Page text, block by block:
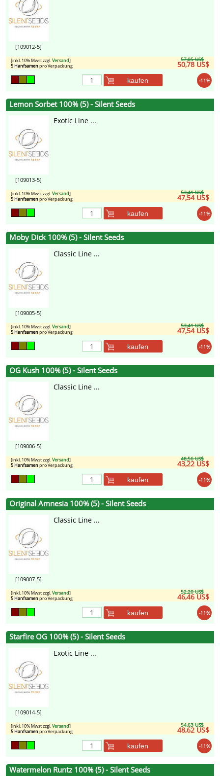
[109012-5]
57,05 US$
50,78 US$
[inkl. 10% Mwst zzgl.Versand]
5 Hanfsamenpro Verpackung
-11%
kaufen
Lemon Sorbet 100% (5) - Silent Seeds
[109013-5]
Exotic Line ...
53,41 US$
47,54 US$
[inkl. 10% Mwst zzgl.Versand]
5 Hanfsamenpro Verpackung
-11%
kaufen
Moby Dick 100% (5) - Silent Seeds
[109005-5]
Classic Line ...
53,41 US$
47,54 US$
[inkl. 10% Mwst zzgl.Versand]
5 Hanfsamenpro Verpackung
-11%
kaufen
OG Kush 100% (5) - Silent Seeds
[109006-5]
Classic Line ...
48,56 US$
43,22 US$
[inkl. 10% Mwst zzgl.Versand]
5 Hanfsamenpro Verpackung
-11%
kaufen
Original Amnesia 100% (5) - Silent Seeds
[109007-5]
Classic Line ...
52,20 US$
46,46 US$
[inkl. 10% Mwst zzgl.Versand]
5 Hanfsamenpro Verpackung
-11%
kaufen
Starfire OG 100% (5) - Silent Seeds
[109014-5]
Exotic Line ...
54,63 US$
48,62 US$
[inkl. 10% Mwst zzgl.Versand]
5 Hanfsamenpro Verpackung
-11%
kaufen
Watermelon Runtz 100% (5) - Silent Seeds